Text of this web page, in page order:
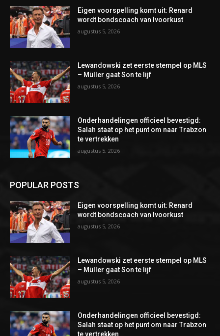
Eigen voorspelling komt uit: Renard
wordt bondscoach van Ivoorkust
augustus 5, 2026
Lewandowski zet eerste stempel op MLS
– Müller gaat Son te lijf
augustus 5, 2026
Onderhandelingen officieel bevestigd:
Salah staat op het punt om naar Trabzon
te vertrekken
augustus 5, 2026
POPULAR POSTS
Eigen voorspelling komt uit: Renard
wordt bondscoach van Ivoorkust
augustus 5, 2026
Lewandowski zet eerste stempel op MLS
– Müller gaat Son te lijf
augustus 5, 2026
Onderhandelingen officieel bevestigd:
Salah staat op het punt om naar Trabzon
te vertrekken